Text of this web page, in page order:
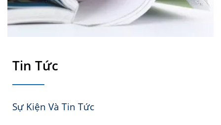
Tin Tức
Sự Kiện Và Tin Tức